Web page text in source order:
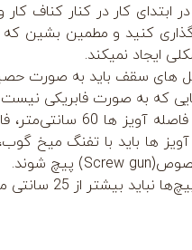
ابتدای کار در کنار کناف
کنید و مطمین بشین
ایجاد نمیکند.
های سقف باید به صورت
که به صورت فابریکی نیست
آویز ها باید با تفنگ میخ
Screw gun) پیچ شوند.
بیشتر از 25 سانتی متر باشد.